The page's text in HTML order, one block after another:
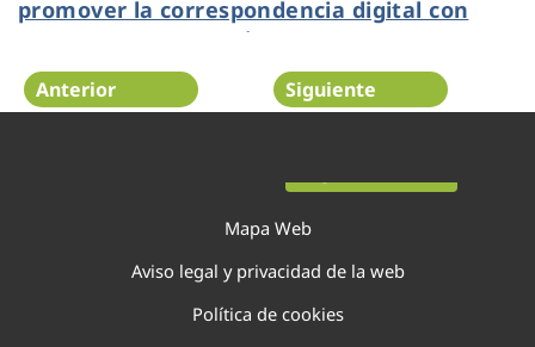
promover la correspondencia digital con
29.000 nuevos usuarios
Anterior Siguiente
Mapa Web
Aviso legal y privacidad de la web
Política de cookies